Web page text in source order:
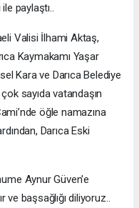
paylaştı..
Valisi İlhami Aktaş,
Kaymakamı Yaşar
Kara ve Darıca Belediye
sayıda vatandaşın
öğle namazına
Darıca Eski
Aynur Güven'e
başsağlığı diliyoruz..